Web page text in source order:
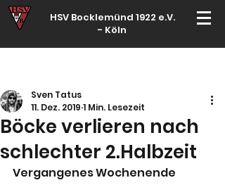
HSV Bocklemünd 1922 e.V.
- Köln
Böcke verlieren nach
schlechter 2.Halbzeit
Sven Tatus
11. Dez. 2019 1 Min. Lesezeit
Vergangenes Wochenende